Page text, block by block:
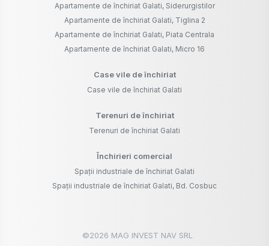
Apartamente de închiriat Galati, Siderurgistilor
Apartamente de închiriat Galati, Tiglina 2
Apartamente de închiriat Galati, Piata Centrala
Apartamente de închiriat Galati, Micro 16
Case vile de închiriat
Case vile de închiriat Galati
Terenuri de închiriat
Terenuri de închiriat Galati
Închirieri comercial
Spații industriale de închiriat Galati
Spații industriale de închiriat Galati, Bd. Cosbuc
©2026 MAG INVEST NAV SRL